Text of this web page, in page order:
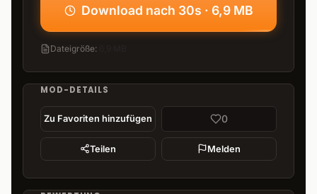
Download nach 30s · 6,9 MB
Dateigröße:
MOD-DETAILS
Zu Favoriten hinzufügen 0
Teilen Melden